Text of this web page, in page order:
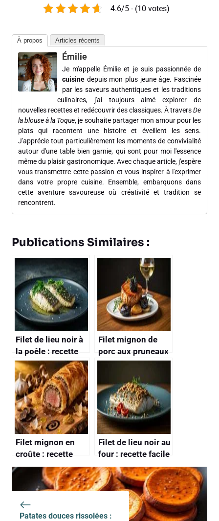
4.6/5 - (10 votes)
À propos Articles récents
Émilie
Je m'appelle Émilie et je suis passionnée de
cuisine depuis mon plus jeune âge. Fascinée
par les saveurs authentiques et les traditions
culinaires, j'ai toujours aimé explorer de
nouvelles recettes et redécouvrir des classiques. À traversDe
la blouse à la Toque, je souhaite partager mon amour pour les
plats qui racontent une histoire et éveillent les sens.
J'apprécie tout particulièrement les moments de convivialité
autour d'une table bien garnie, qui sont pour moi l'essence
même du plaisir gastronomique. Avec chaque article, j'espère
vous transmettre cette passion et vous inspirer à l'exprimer
dans votre propre cuisine. Ensemble, embarquons dans
cette aventure savoureuse où créativité et tradition se
rencontrent.
Publications Similaires :
Filet de lieu noir à
la poêle : recette
facile et
savoureuse
Filet mignon de
porc aux pruneaux
: recette
savoureuse et
facile
Filet mignon en
croûte : recette
savoureuse et
Filet de lieu noir au
four : recette facile
et savoureuse
Patates douces rissolées :